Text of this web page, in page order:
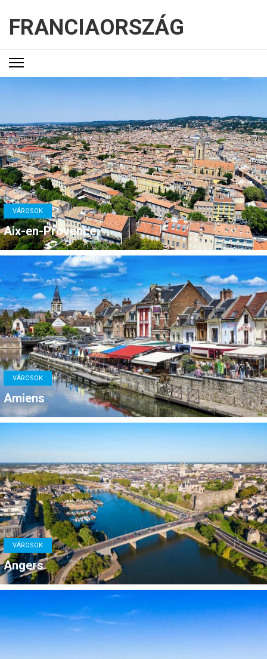
FRANCIAORSZÁG
VÁROSOK
Aix-en-Provence
VÁROSOK
Amiens
VÁROSOK
Angers